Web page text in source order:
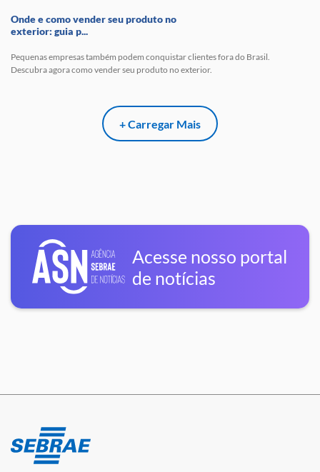
Onde e como vender seu produto no
exterior: guia p...
Pequenas empresas também podem conquistar clientes fora do Brasil.
Descubra agora como vender seu produto no exterior.
+ Carregar Mais
Acesse nosso portal
de notícias